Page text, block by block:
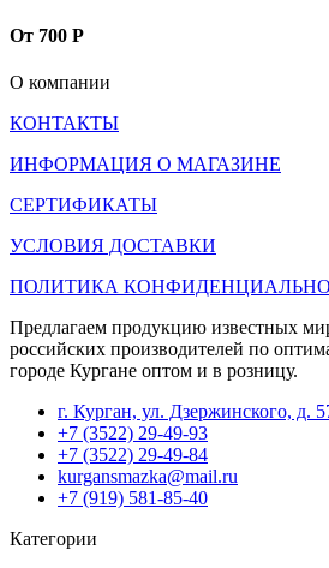
От 700 Р
О компании
КОНТАКТЫ
ИНФОРМАЦИЯ О МАГАЗИНЕ
СЕРТИФИКАТЫ
УСЛОВИЯ ДОСТАВКИ
ПОЛИТИКА
Предлагаем продукцию известных
российских производителей по
городе Кургане оптом и в розницу.
г. Курган, ул. Дзержинского, д.
+7 (3522) 29-49-93
+7 (3522) 29-49-84
kurgansmazka@mail.ru
+7 (919) 581-85-40
Категории